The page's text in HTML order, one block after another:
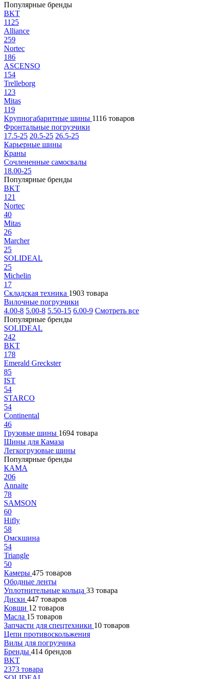
Популярные бренды
BKT
1125
Alliance
259
Nortec
186
ASCENSO
154
Trelleborg
123
Mitas
119
Крупногабаритные шины 1116 товаров
Фронтальные погрузчики
17.5-25 20.5-25 26.5-25
Карьерные шины
Краны
Сочлененные самосвалы
18.00-25
Популярные бренды
BKT
121
Nortec
40
Mitas
26
Marcher
25
SOLIDEAL
25
Michelin
17
Складская техника 1903 товара
Вилочные погрузчики
4.00-8 5.00-8 5.50-15 6.00-9 Смотреть все
Популярные бренды
SOLIDEAL
242
BKT
178
Emerald Greckster
85
IST
54
STARCO
54
Continental
46
Грузовые шины 1694 товара
Шины для Камаза
Легкогрузовые шины
Популярные бренды
КАМА
206
Annaite
78
SAMSON
60
Hifly
58
Омскшина
54
Triangle
50
Камеры 475 товаров
Ободные ленты
Уплотнительные кольца 33 товара
Диски 447 товаров
Ковши 12 товаров
Масла 15 товаров
Запчасти для спецтехники 10 товаров
Цепи противоскольжения
Вилы для погрузчика
Бренды 414 брендов
BKT
2373 товара